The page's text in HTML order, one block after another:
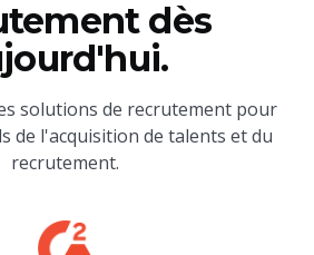
dès
solutions de recrutement pour
de l'acquisition de talents et du
recrutement.